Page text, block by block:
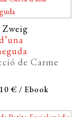
Zweig
de Carme
€ / Ebook